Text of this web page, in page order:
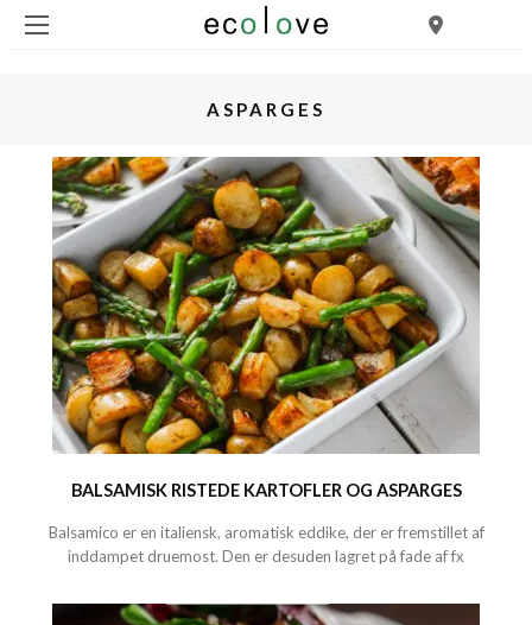
ASPARGES
BALSAMISK RISTEDE KARTOFLER OG ASPARGES
Balsamico er en italiensk, aromatisk eddike, der er fremstillet af
inddampet druemost. Den er desuden lagret på fade af fx